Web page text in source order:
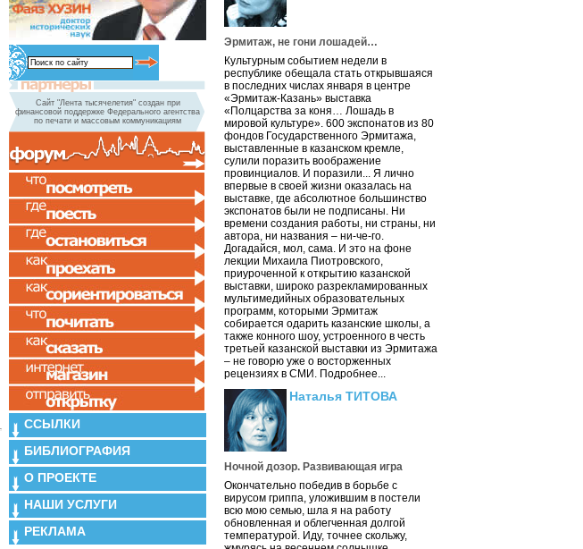
Эрмитаж, не гони лошадей…
Культурным событием недели в
республике обещала стать открывшаяся
в последних числах января в центре
«Эрмитаж-Казань» выставка
«Полцарства за коня… Лошадь в
мировой культуре». 600 экспонатов из 80
фондов Государственного Эрмитажа,
выставленные в казанском кремле,
сулили поразить воображение
провинциалов. И поразили... Я лично
впервые в своей жизни оказалась на
выставке, где абсолютное большинство
экспонатов были не подписаны. Ни
времени создания работы, ни страны, ни
автора, ни названия – ни-че-го.
Догадайся, мол, сама. И это на фоне
лекции Михаила Пиотровского,
приуроченной к открытию казанской
выставки, широко разрекламированных
мультимедийных образовательных
программ, которыми Эрмитаж
собирается одарить казанские школы, а
также конного шоу, устроенного в честь
третьей казанской выставки из Эрмитажа
– не говорю уже о восторженных
рецензиях в СМИ. Подробнее...
Наталья ТИТОВА
Ночной дозор. Развивающая игра
Окончательно победив в борьбе с
вирусом гриппа, уложившим в постели
всю мою семью, шла я на работу
обновленная и облегченная долгой
температурой. Иду, точнее скольжу,
Сайт "Лента тысячелетия" создан при
финансовой поддержке Федерального агентства
по печати и массовым коммуникациям
ССЫЛКИ
БИБЛИОГРАФИЯ
О ПРОЕКТЕ
НАШИ УСЛУГИ
РЕКЛАМА